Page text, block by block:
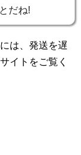
だね!
は、発送を遅
イトをご覧く